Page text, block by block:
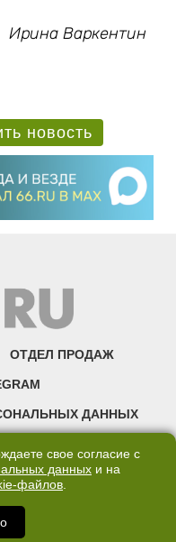
Ирина Варкентин
новость
ОТДЕЛ ПРОДАЖ
ДАННЫХ
доведение до всеобщего
«Современный портал
Федеральной службой по
и массовых коммуникаций
свое согласие с
данных и на
файлов.